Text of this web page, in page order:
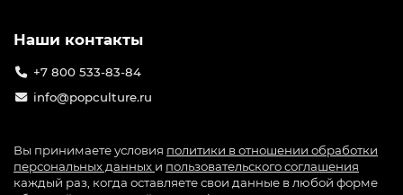
Наши контакты
+7 800 533-83-84
info@popculture.ru
Вы принимаете условия политики в отношении обработки
персональных данных и пользовательского соглашения
каждый раз, когда оставляете свои данные в любой форме